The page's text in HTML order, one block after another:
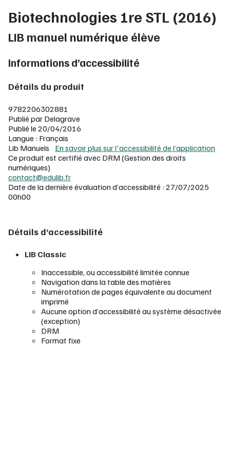
Biotechnologies 1re STL (2016)
LIB manuel numérique élève
Informations d’accessibilité
Détails du produit
9782206302881
Publié par Delagrave
Publié le 20/04/2016
Langue : Français
Lib Manuels
En savoir plus sur l'accessibilité de l’application
Ce produit est certifié avec DRM (Gestion des droits
numériques)
contact@edulib.fr
Date de la dernière évaluation d’accessibilité : 27/07/2025
00h00
Détails d’accessibilité
LIB Classic
Inaccessible, ou accessibilité limitée connue
Navigation dans la table des matières
Numérotation de pages équivalente au document
imprimé
Aucune option d’accessibilité au système désactivée
(exception)
DRM
Format fixe